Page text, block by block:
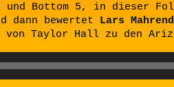
und Bottom 5, in dieser
dann bewertet Lars
von Taylor Hall zu den